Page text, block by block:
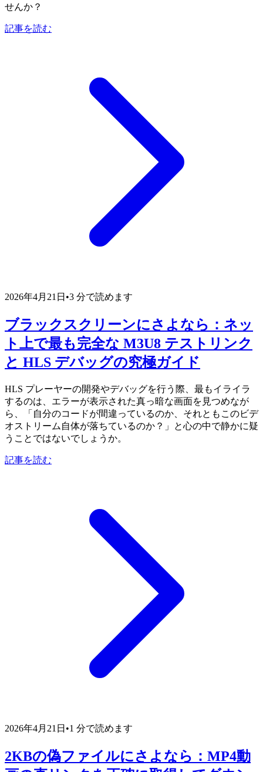
せんか？
記事を読む
2026年4月21日 •3 分で読めます
ブラックスクリーンにさよなら：ネッ
ト上で最も完全な M3U8 テストリンク
と HLS デバッグの究極ガイド
HLS プレーヤーの開発やデバッグを行う際、最もイライラ
するのは、エラーが表示された真っ暗な画面を見つめなが
ら、「自分のコードが間違っているのか、それともこのビデ
オストリーム自体が落ちているのか？」と心の中で静かに疑
うことではないでしょうか。
記事を読む
2026年4月21日 •1 分で読めます
2KBの偽ファイルにさよなら：MP4動